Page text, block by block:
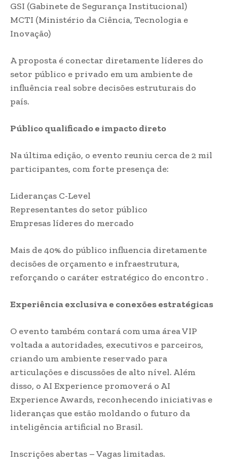
GSI (Gabinete de Segurança Institucional)
MCTI (Ministério da Ciência, Tecnologia e
Inovação)
A proposta é conectar diretamente líderes do
setor público e privado em um ambiente de
influência real sobre decisões estruturais do
país.
Público qualificado e impacto direto
Na última edição, o evento reuniu cerca de 2 mil
participantes, com forte presença de:
Lideranças C-Level
Representantes do setor público
Empresas líderes do mercado
Mais de 40% do público influencia diretamente
decisões de orçamento e infraestrutura,
reforçando o caráter estratégico do encontro .
Experiência exclusiva e conexões estratégicas
O evento também contará com uma área VIP
voltada a autoridades, executivos e parceiros,
criando um ambiente reservado para
articulações e discussões de alto nível. Além
disso, o AI Experience promoverá o AI
Experience Awards, reconhecendo iniciativas e
lideranças que estão moldando o futuro da
inteligência artificial no Brasil.
Inscrições abertas – Vagas limitadas.